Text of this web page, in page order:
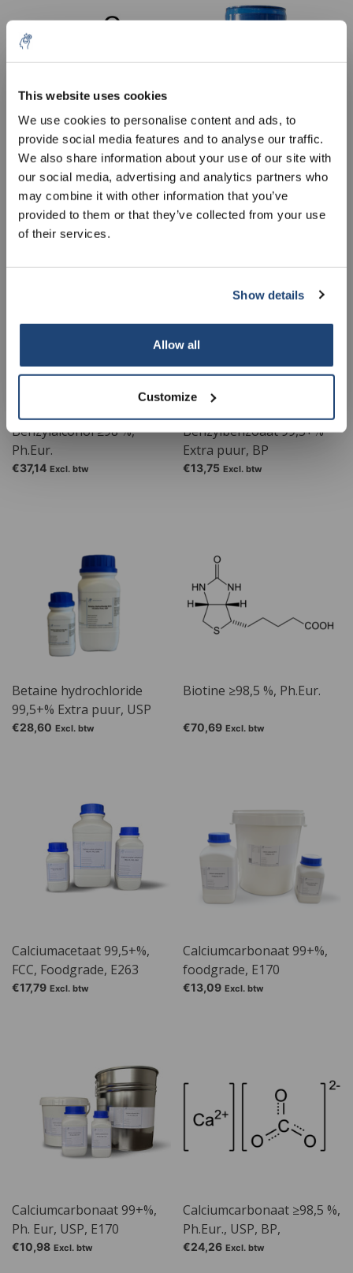
This website uses cookies
We use cookies to personalise content and ads, to
provide social media features and to analyse our traffic.
We also share information about your use of our site with
our social media, advertising and analytics partners who
may combine it with other information that you’ve
provided to them or that they’ve collected from your use
of their services.
Show details
Allow all
Customize
Benzoëzuur ≥99,5 %,
Ph.Eur., USP, BP
€36,67 Excl. btw
Benzylalcohol 99,95+%
FCC, USP, Ph. Eur, BP,
Ultra Pure
€15,95 Excl. btw
Benzylalcohol ≥98 %,
Ph.Eur.
€37,14 Excl. btw
Benzylbenzoaat 99,5+%
Extra puur, BP
€13,75 Excl. btw
Betaine hydrochloride
99,5+% Extra puur, USP
€28,60 Excl. btw
Biotine ≥98,5 %, Ph.Eur.
€70,69 Excl. btw
Calciumacetaat 99,5+%,
FCC, Foodgrade, E263
€17,79 Excl. btw
Calciumcarbonaat 99+%,
foodgrade, E170
€13,09 Excl. btw
Calciumcarbonaat 99+%,
Ph. Eur, USP, E170
€10,98 Excl. btw
Calciumcarbonaat ≥98,5 %,
Ph.Eur., USP, BP,
precipitated
€24,26 Excl. btw
order
Sign up for our newsletter to stay
informed about our new products, and
receive a 10% discount on your next
purchase for all chemical products from
our own brand 😀
€50.00